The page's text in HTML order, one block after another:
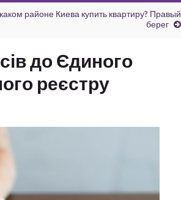
районе Киева купить квартиру? Правый
берег
до Єдиного
реєстру